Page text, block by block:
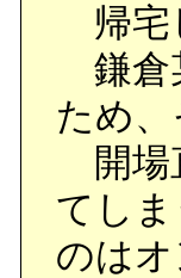
帰宅
鎌倉
ため
開場
てし
のは